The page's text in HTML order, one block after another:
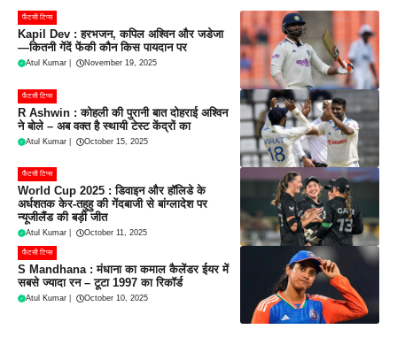
फैंटसी टिप्स
Kapil Dev : हरभजन, कपिल अश्विन और जडेजा
—कितनी गेंदें फेंकी कौन किस पायदान पर
Atul Kumar November 19, 2025
फैंटसी टिप्स
R Ashwin : कोहली की पुरानी बात दोहराई अश्विन
ने बोले – अब वक्त है स्थायी टेस्ट केंद्रों का
Atul Kumar October 15, 2025
फैंटसी टिप्स
World Cup 2025 : डिवाइन और हॉलिडे के
अर्धशतक केर-तहुहु की गेंदबाजी से बांग्लादेश पर
न्यूजीलैंड की बड़ी जीत
Atul Kumar October 11, 2025
फैंटसी टिप्स
S Mandhana : मंधाना का कमाल कैलेंडर ईयर में
सबसे ज्यादा रन – टूटा 1997 का रिकॉर्ड
Atul Kumar October 10, 2025